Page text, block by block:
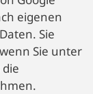
eigenen
Sie
Sie unter
die